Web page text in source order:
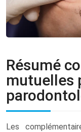
Résumé
mutuelles
Les